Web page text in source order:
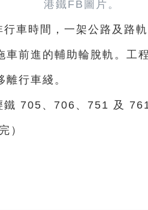
港鐵FB圖片。
車時間，一架公路及路
車前進的輔助輪脫軌。工
行車綫。
鐵 705、706、751 及
）